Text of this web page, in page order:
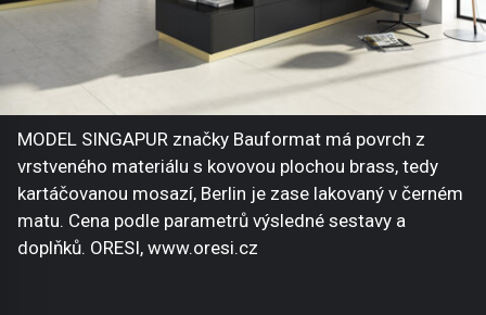
MODEL SINGAPUR značky Bauformat má povrch z
vrstveného materiálu s kovovou plochou brass, tedy
kartáčovanou mosazí, Berlin je zase lakovaný v černém
matu. Cena podle parametrů výsledné sestavy a
doplňků. ORESI, www.oresi.cz